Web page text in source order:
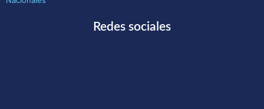
Redes sociales